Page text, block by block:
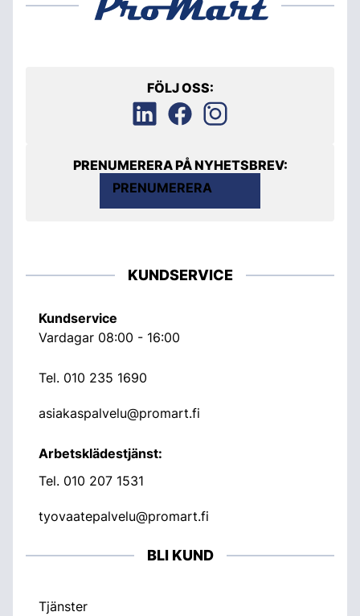
FÖLJ OSS:
PRENUMERERA PÅ NYHETSBREV:
PRENUMERERA
KUNDSERVICE
Kundservice
Vardagar 08:00 - 16:00
Tel. 010 235 1690
asiakaspalvelu@promart.fi
Arbetsklädestjänst:
Tel. 010 207 1531
tyovaatepalvelu@promart.fi
BLI KUND
Tjänster